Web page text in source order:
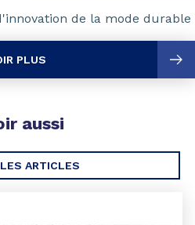
de la mode durable
PLUS
aussi
ARTICLES